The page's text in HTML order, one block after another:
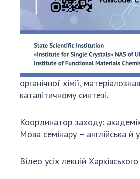
органічної хімії,
каталітичному синтезі.
Координатор заходу:
Мова семінару – англійська й
Відео усіх лекцій